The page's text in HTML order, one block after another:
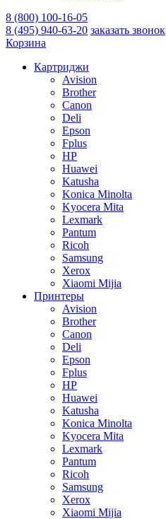
8 (800) 100-16-05
8 (495) 940-63-20 заказать звонок
Корзина
Картриджи
Avision
Brother
Canon
Deli
Epson
Fplus
HP
Huawei
Katusha
Konica Minolta
Kyocera Mita
Lexmark
Pantum
Ricoh
Samsung
Xerox
Xiaomi Mijia
Принтеры
Avision
Brother
Canon
Deli
Epson
Fplus
HP
Huawei
Katusha
Konica Minolta
Kyocera Mita
Lexmark
Pantum
Ricoh
Samsung
Xerox
Xiaomi Mijia